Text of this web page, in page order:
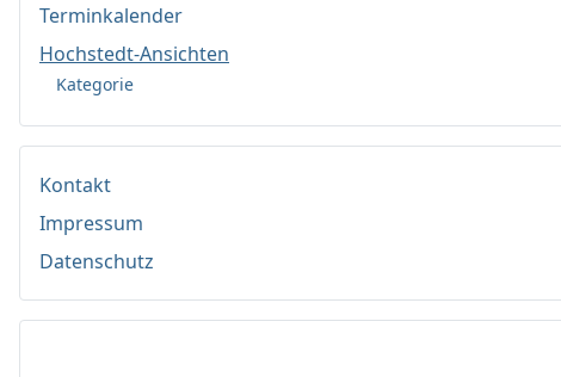
Terminkalender
Hochstedt-Ansichten
Kategorie
Kontakt
Impressum
Datenschutz